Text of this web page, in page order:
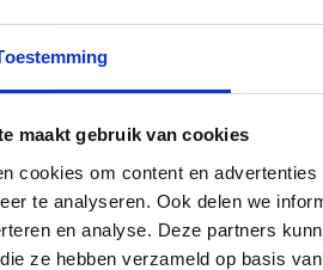
maakt gebruik van cookies
cookies om content en
te analyseren. Ook delen we
en analyse. Deze partners
ze hebben verzameld op basis
(proef)lid
vragen over inloggen
bij het inloggen? Wij helpen u